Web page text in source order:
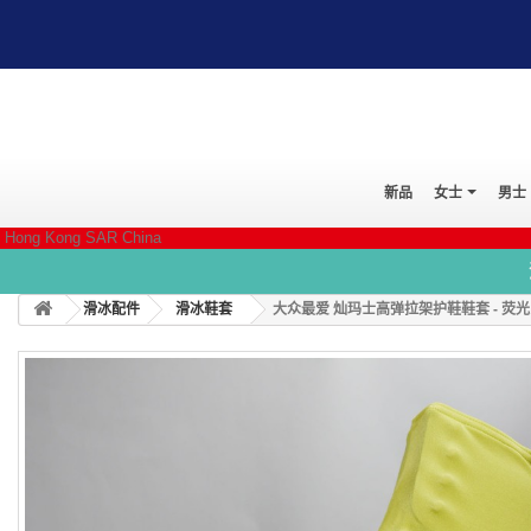
新品 女士 男士
Hong Kong SAR China
滑冰配件 滑冰鞋套 大众最爱 灿玛士高弹拉架护鞋鞋套 - 荧